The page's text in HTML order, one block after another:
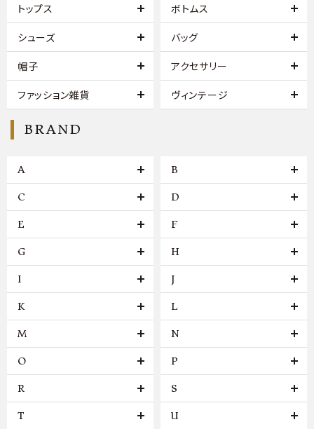
トップス ボトムス
シューズ バッグ
帽子 アクセサリー
ファッション雑貨 ヴィンテージ
BRAND
A B
C D
E F
G H
I J
K L
M N
O P
R S
T U